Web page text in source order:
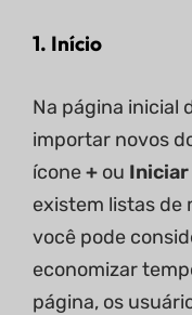
1. Início
Na página inicial
importar novos
ícone+ ou
existem listas de
você pode
economizar
página, os